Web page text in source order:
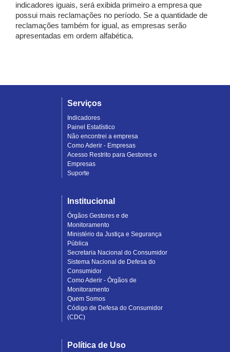
indicadores iguais, será exibida primeiro a empresa que
possui mais reclamações no período. Se a quantidade de
reclamações também for igual, as empresas serão
apresentadas em ordem alfabética.
Serviços
Indicadores
Painel Estatístico
Não encontrei a empresa
Como Aderir - Empresas
Acesso Restrito para Gestores e
Empresas
Suporte
Institucional
Órgãos Gestores e de
Monitoramento
Ministério da Justiça e Segurança
Pública
Secretaria Nacional do Consumidor
Sistema Nacional de Defesa do
Consumidor
Como Aderir - Órgãos de
Monitoramento
Quem Somos
Código de Defesa do Consumidor
(CDC)
Política de Uso